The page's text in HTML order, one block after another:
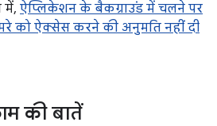
में, ऐप्लिकेशन के बैकग्राउंड में चलने पर
को ऐक्सेस करने की अनुमति नहीं दी
की बातें